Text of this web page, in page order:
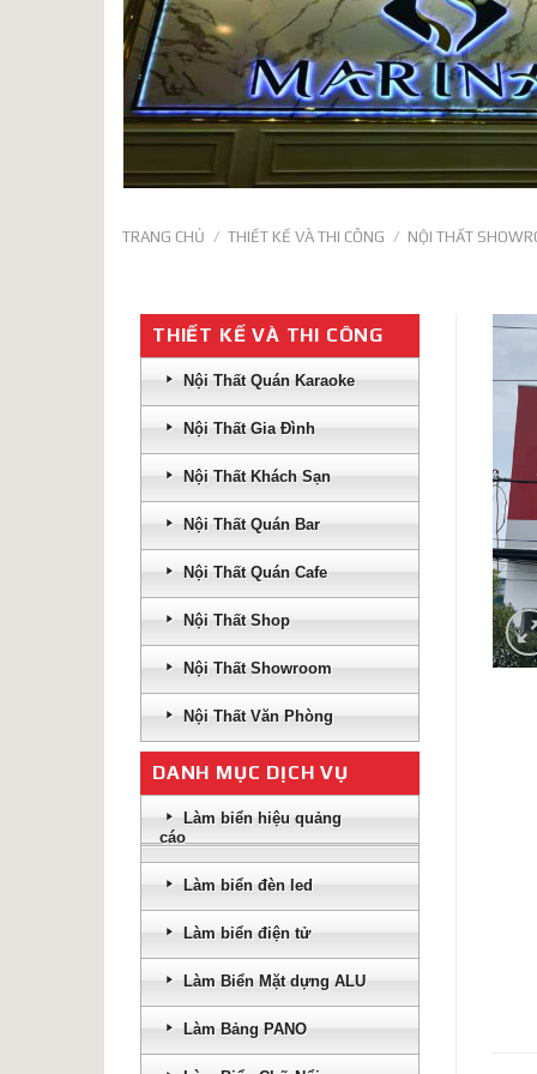
TRANG CHỦ / THIẾT KẾ VÀ THI CÔNG / NỘI THẤT
THIẾT KẾ VÀ THI CÔNG
Nội Thất Quán Karaoke
Nội Thất Gia Đình
Nội Thất Khách Sạn
Nội Thất Quán Bar
Nội Thất Quán Cafe
Nội Thất Shop
Nội Thất Showroom
Nội Thất Văn Phòng
DANH MỤC DỊCH VỤ
Làm biển hiệu quảng
cáo
Làm biển đèn led
Làm biển điện tử
Làm Biển Mặt dựng ALU
Làm Bảng PANO